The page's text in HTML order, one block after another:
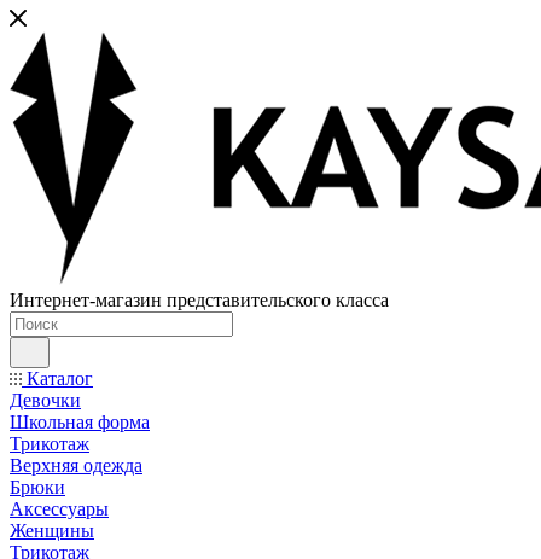
Интернет-магазин представительского класса
Каталог
Девочки
Школьная форма
Трикотаж
Верхняя одежда
Брюки
Аксессуары
Женщины
Трикотаж